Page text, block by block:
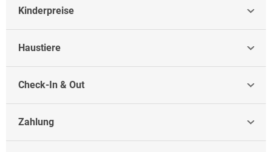
Kinderpreise
Haustiere
Check-In & Out
Zahlung